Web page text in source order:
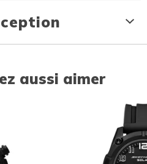
aussi aimer